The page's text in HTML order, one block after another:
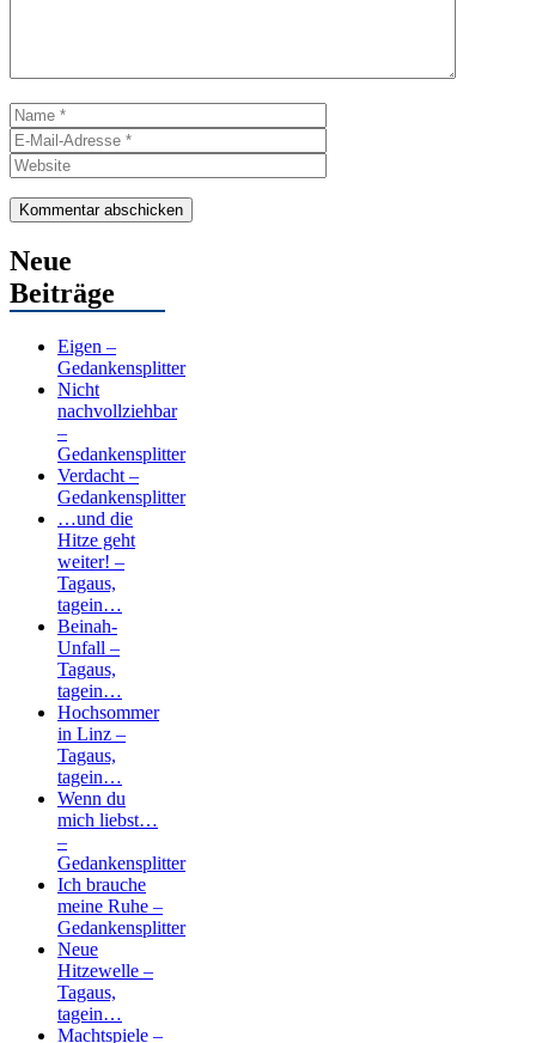
Name
Mail-
Adresse
Neue
Beiträge
Eigen –
Gedankensplitter
Nicht
nachvollziehbar
–
Gedankensplitter
Verdacht –
Gedankensplitter
…und die
Hitze geht
weiter! –
Tagaus,
tagein…
Beinah-
Unfall –
Tagaus,
tagein…
Hochsommer
in Linz –
Tagaus,
tagein…
Wenn du
mich liebst…
–
Gedankensplitter
Ich brauche
meine Ruhe –
Gedankensplitter
Neue
Hitzewelle –
Tagaus,
tagein…
Machtspiele –